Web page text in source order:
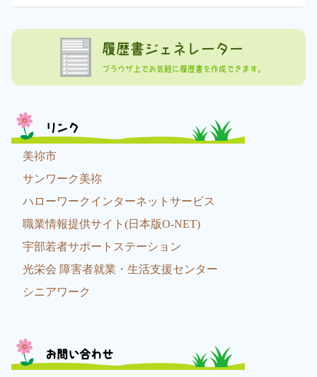
履歴書ジェネレーター
ブラウザ上でお気軽に履歴書を作成できます。
リンク
美祢市
サンワーク美祢
ハローワークインターネットサービス
職業情報提供サイト(日本版O-NET)
宇部若者サポートステーション
光栄会 障害者就業・生活支援センター
シニアワーク
お問い合わせ